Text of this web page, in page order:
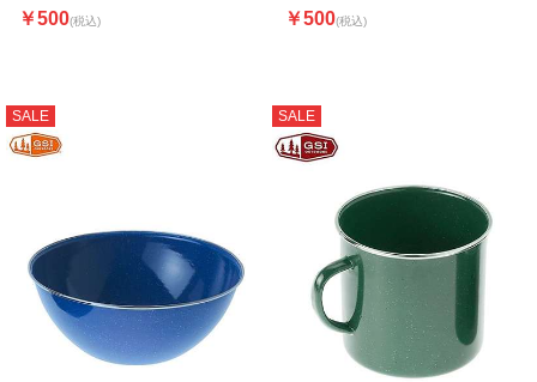
￥500(税込) ￥500(税込)
SALE SALE